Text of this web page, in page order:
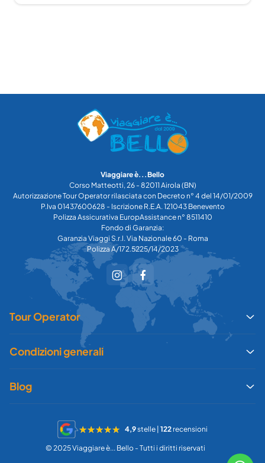
Viaggiare è...Bello
Corso Matteotti, 26 - 82011 Airola (BN)
Autorizzazione Tour Operator rilasciata con Decreto n° 4 del 14/01/2009
P.Iva 01437600628 - Iscrizione R.E.A. 121043 Benevento
Polizza Assicurativa EuropAssistance n° 8511410
Fondo di Garanzia:
Garanzia Viaggi S.r.l. Via Nazionale 60 - Roma
Polizza A/172.5225/14/2023
Tour Operator
Condizioni generali
Blog
4,9stelle | 122 recensioni
© 2025 Viaggiare è... Bello - Tutti i diritti riservati